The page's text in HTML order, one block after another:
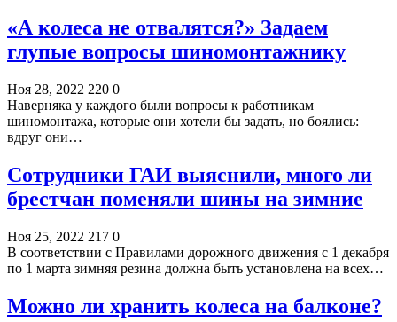
«А колеса не отвалятся?» Задаем
глупые вопросы шиномонтажнику
Ноя 28, 2022 220 0
Наверняка у каждого были вопросы к работникам
шиномонтажа, которые они хотели бы задать, но боялись:
вдруг они…
Сотрудники ГАИ выяснили, много ли
брестчан поменяли шины на зимние
Ноя 25, 2022 217 0
В соответствии с Правилами дорожного движения с 1 декабря
по 1 марта зимняя резина должна быть установлена на всех…
Можно ли хранить колеса на балконе?